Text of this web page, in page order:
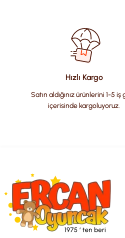
Ürün resmi kalitesiz, bozuk veya
Ürün açıklamasında eksik bilgiler
Ürün bilgilerinde hatalar
Bu ürüne benzer farklı
Hızlı Kargo
Satın aldığınız ürünlerini 1-5 iş
içerisinde kargoluyoruz.